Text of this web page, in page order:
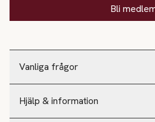
Vanliga frågor
Hjälp & information
Bli